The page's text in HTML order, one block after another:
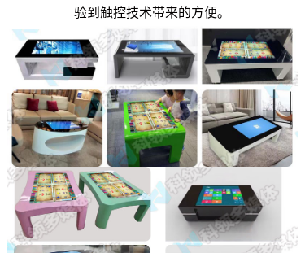
验到触控技术带来的方便。